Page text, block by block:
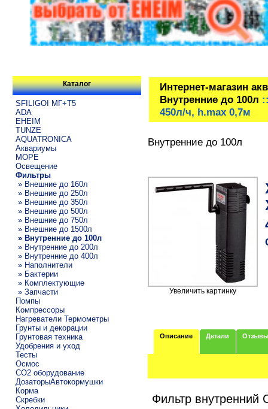
Каталог
SFILIGOI МГ+Т5
ADA
EHEIM
TUNZE
AQUATRONICA
Аквариумы
МОРЕ
Освещение
Фильтры
» Внешние до 160л
» Внешние до 250л
» Внешние до 350л
» Внешние до 500л
» Внешние до 750л
» Внешние до 1500л
» Внутренние до 100л
» Внутренние до 200л
» Внутренние до 400л
» Наполнители
» Бактерии
» Комплектующие
» Запчасти
Помпы
Компрессоры
Нагреватели Термометры
Грунты и декорации
Грунтовая техника
Удобрения и уход
Тесты
Осмос
CO2 оборудование
ДозаторыАвтокормушки
Корма
Скребки
Интернет-магазин
Внутренние до 100л
450л/ч, h.max 0,7м
Внутренние до 100л
Увеличить картинку
Описание Детали Отзывы
Фильтр